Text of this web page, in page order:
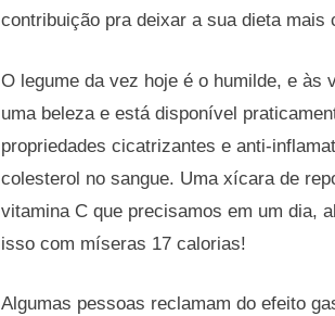
contribuição pra deixar a sua dieta mais
O legume da vez hoje é o humilde, e às
uma beleza e está disponível
propriedades cicatrizantes e anti-
colesterol no sangue. Uma xícara de
vitamina C que precisamos em um dia,
isso com míseras 17 calorias!
Algumas pessoas reclamam do efeito